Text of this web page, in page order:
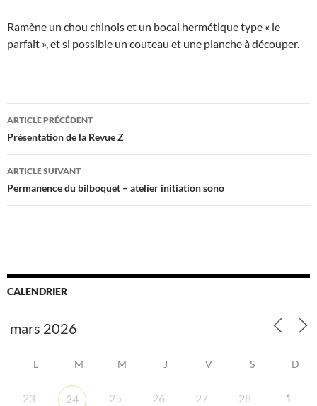
Ramène un chou chinois et un bocal hermétique type « le
parfait », et si possible un couteau et une planche à découper.
Navigation
des
articles
ARTICLE PRÉCÉDENT
Présentation de la Revue Z
ARTICLE SUIVANT
Permanence du bilboquet – atelier initiation sono
CALENDRIER
L M M J V S D
23 24 25 26 27 28 1